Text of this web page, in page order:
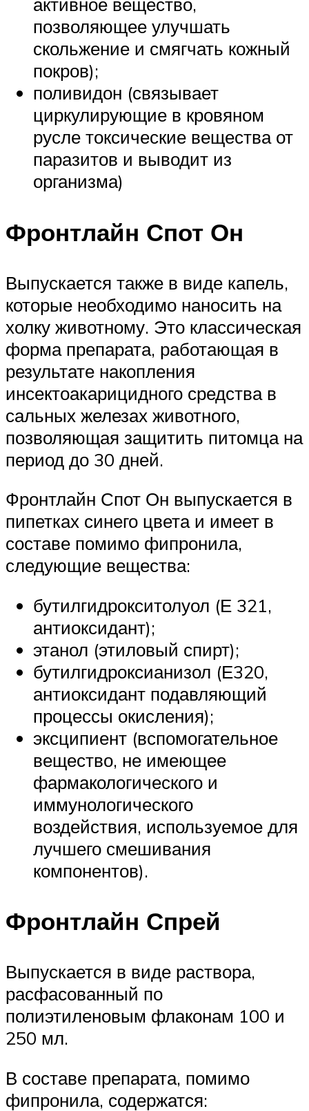
позволяющее улучшать
скольжение и смягчать кожный
покров);
поливидон (связывает
циркулирующие в кровяном
русле токсические вещества от
паразитов и выводит из
организма)
Фронтлайн Спот Он
Выпускается также в виде капель,
которые необходимо наносить на
холку животному. Это классическая
форма препарата, работающая в
результате накопления
инсектоакарицидного средства в
сальных железах животного,
позволяющая защитить питомца на
период до 30 дней.
Фронтлайн Спот Он выпускается в
пипетках синего цвета и имеет в
составе помимо фипронила,
следующие вещества:
бутилгидрокситолуол (Е 321,
антиоксидант);
этанол (этиловый спирт);
бутилгидроксианизол (Е320,
антиоксидант подавляющий
процессы окисления);
эксципиент (вспомогательное
вещество, не имеющее
фармакологического и
иммунологического
воздействия, используемое для
лучшего смешивания
компонентов).
Фронтлайн Спрей
Выпускается в виде раствора,
расфасованный по
полиэтиленовым флаконам 100 и
250 мл.
В составе препарата, помимо
фипронила, содержатся: